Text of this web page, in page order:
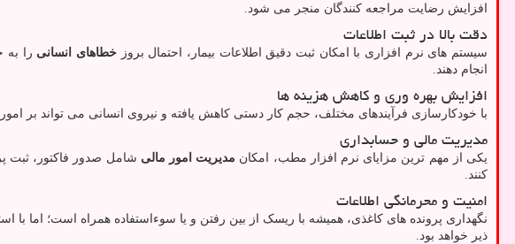
افزایش رضایت مراجعه‌ کنندگان منجر می‌ شود.
دقت بالا در ثبت اطلاعات
سیستم‌ های نرم‌ افزاری با امکان ثبت دقیق اطلاعات بیمار، احتمال بروزخطاهای انسانی را به
انجام دهند.
افزایش بهره‌ وری و کاهش هزینه‌ ها
با خودکارسازی فرآیندهای مختلف، حجم کار دستی کاهش یافته و نیروی انسانی می‌ تواند بر
مدیریت مالی و حسابداری
یکی از مهم ‌ترین مزایای نرم ‌افزار مطب، امکان مدیریت امور مالی شامل صدور فاکتور، ثبت
کنند.
امنیت و محرمانگی اطلاعات
نگهداری پرونده ‌های کاغذی، همیشه با ریسک از بین رفتن و یا سوءاستفاده همراه است؛ اما
ذیر خواهد بود.